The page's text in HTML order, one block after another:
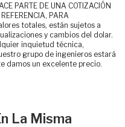
PARTE DE UNA COTIZACIÓN
PARA
totales, están sujetos a
y cambios del dolar.
inquietud técnica,
grupo de ingenieros estará
damos un excelente precio.
La Misma